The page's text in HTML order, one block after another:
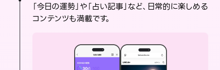
「今日の運勢」や「占い記事」など、日常的に楽しめる
コンテンツも満載です。